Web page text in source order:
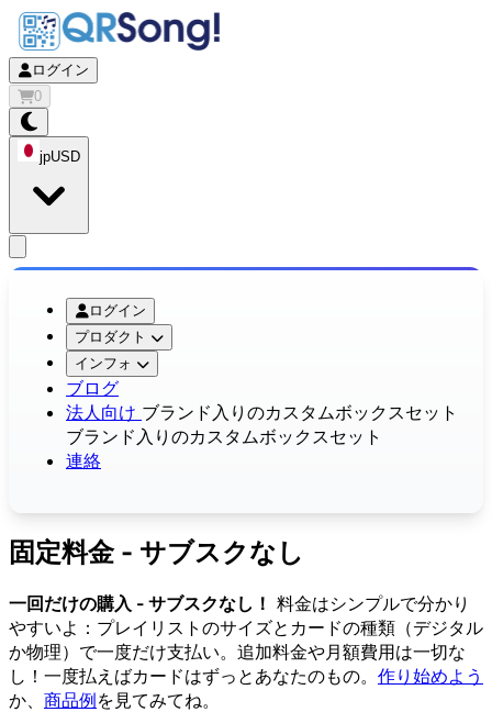
ログイン
0
jpUSD
ログイン
プロダクト
インフォ
ブログ
法人向け ブランド入りのカスタムボックスセット
ブランド入りのカスタムボックスセット
連絡
固定料金 - サブスクなし
一回だけの購入 - サブスクなし！ 料金はシンプルで分かり
やすいよ：プレイリストのサイズとカードの種類（デジタル
か物理）で一度だけ支払い。追加料金や月額費用は一切な
し！一度払えばカードはずっとあなたのもの。 作り始めよう
か、 商品例を見てみてね。